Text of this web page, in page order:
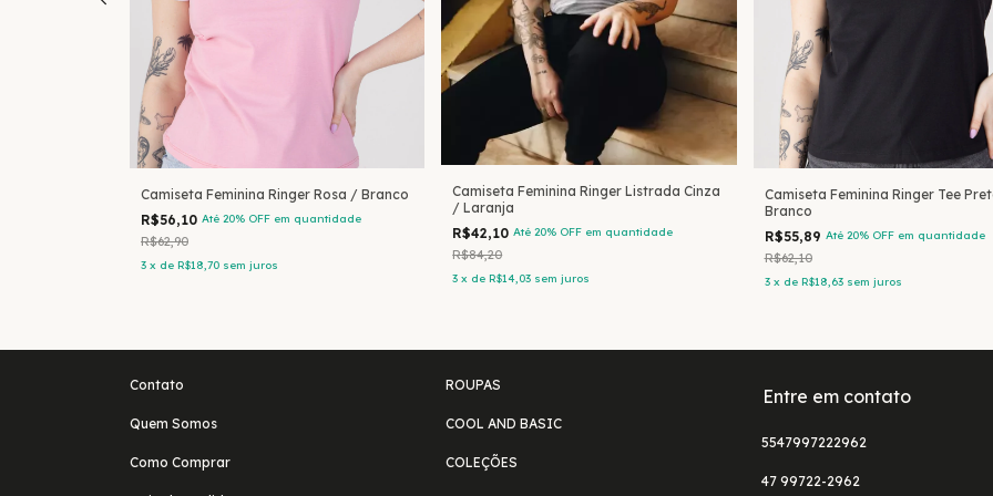
Camiseta Feminina Ringer Rosa / Branco
R$56,10 Até 20% OFF em quantidade
R$62,90
3 x de R$18,70 sem juros
Camiseta Feminina Ringer Listrada Cinza
/ Laranja
R$42,10Até 20% OFF em quantidade
R$84,20
3 x deR$14,03 sem juros
Camiseta Feminina Ringer Tee
Branco
R$55,89 Até 20% OFF em quantidade
R$62,10
3 x de R$18,63 sem juros
Contato
Quem Somos
Como Comprar
ROUPAS
COOL AND BASIC
COLEÇÕES
Entre em contato
5547997222962
47 99722-2962